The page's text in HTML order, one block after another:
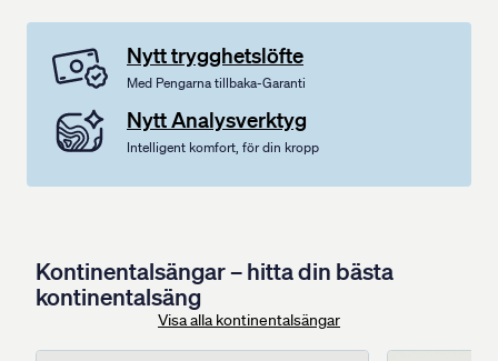
Nytt trygghetslöfte
Med Pengarna tillbaka-Garanti
Nytt Analysverktyg
Intelligent komfort, för din kropp
Kontinentalsängar – hitta din bästa
kontinentalsäng
Visa alla kontinentalsängar